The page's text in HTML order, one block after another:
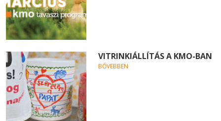
VITRINKIÁLLÍTÁS A KMO-BAN
BŐVEBBEN